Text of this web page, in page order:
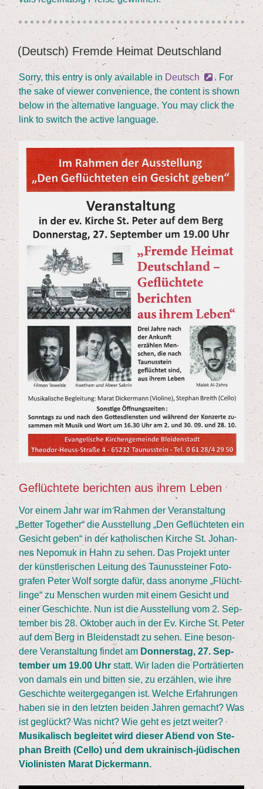
YAYIM
TARIHI
(Deutsch) Frem­de Hei­mat Deutschland
Sor­ry, this ent­ry is only available in Deutsch
. For
the sake of view­er con­ve­ni­ence, the con­tent is shown
below in the alter­na­ti­ve lan­guage. You may click the
link to switch the acti­ve language.
Geflüch­te­te berich­ten aus ihrem Leben
Vor einem Jahr war im Rah­men der Ver­an­stal­tung
„Bet­ter Tog­e­ther“ die Aus­stel­lung „Den Geflüch­te­ten ein
Gesicht geben“ in der katho­li­schen Kir­che St. Johan­
nes Nepo­muk in Hahn zu sehen. Das Pro­jekt unter
der künst­le­ri­schen Lei­tung des Tau­nus­stei­ner Foto­
gra­fen Peter Wolf sorg­te dafür, dass anony­me„Flücht­
lin­ge“ zu Men­schen wur­den mit einem Gesicht und
einer Geschich­te. Nun ist die Aus­stel­lung vom2. Sep­
tem­ber bis28. Okto­ber auch in der Ev. Kir­che St. Peter
auf dem Berg in Blei­den­stadt zu sehen. Eine beson­
de­re Ver­an­stal­tung fin­det am Don­ners­tag, 27. Sep­
tem­ber um 19.00Uhr statt. Wir laden die Por­trä­tier­ten
von damals ein und bit­ten sie, zu erzäh­len, wie ihre
Geschich­te wei­ter­ge­gan­gen ist. Wel­che Erfah­run­gen
haben sie in den letz­ten bei­den Jah­ren gemacht? Was
ist geglückt? Was nicht? Wie geht es jetzt wei­ter?
Musi­ka­lisch beglei­tet wird die­ser Abend von Ste­
phan Breith (Cel­lo) und dem ukrai­nisch-jüdi­schen
Vio­li­nis­ten Marat Dickermann.